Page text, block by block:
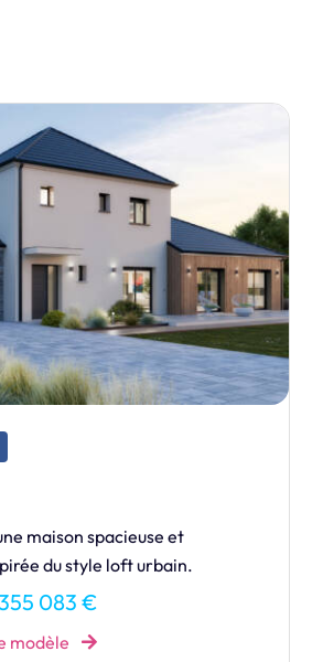
définissent cette maison
intemporelle.
110 €
modèle